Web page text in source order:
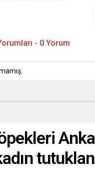
- 0 Yorum